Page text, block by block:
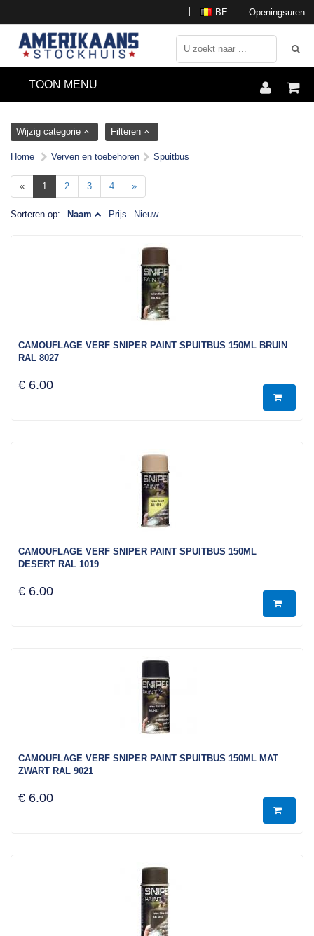
Openingsuren
BE
TOON MENU
Wijzig categorie Filteren
Home Verven en toebehoren Spuitbus
« 1 2 3 4 »
Sorteren op: Naam Prijs Nieuw
CAMOUFLAGE VERF SNIPER PAINT SPUITBUS 150ML BRUIN
RAL 8027
€ 6.00
CAMOUFLAGE VERF SNIPER PAINT SPUITBUS 150ML
DESERT RAL 1019
€ 6.00
CAMOUFLAGE VERF SNIPER PAINT SPUITBUS 150ML MAT
ZWART RAL 9021
€ 6.00